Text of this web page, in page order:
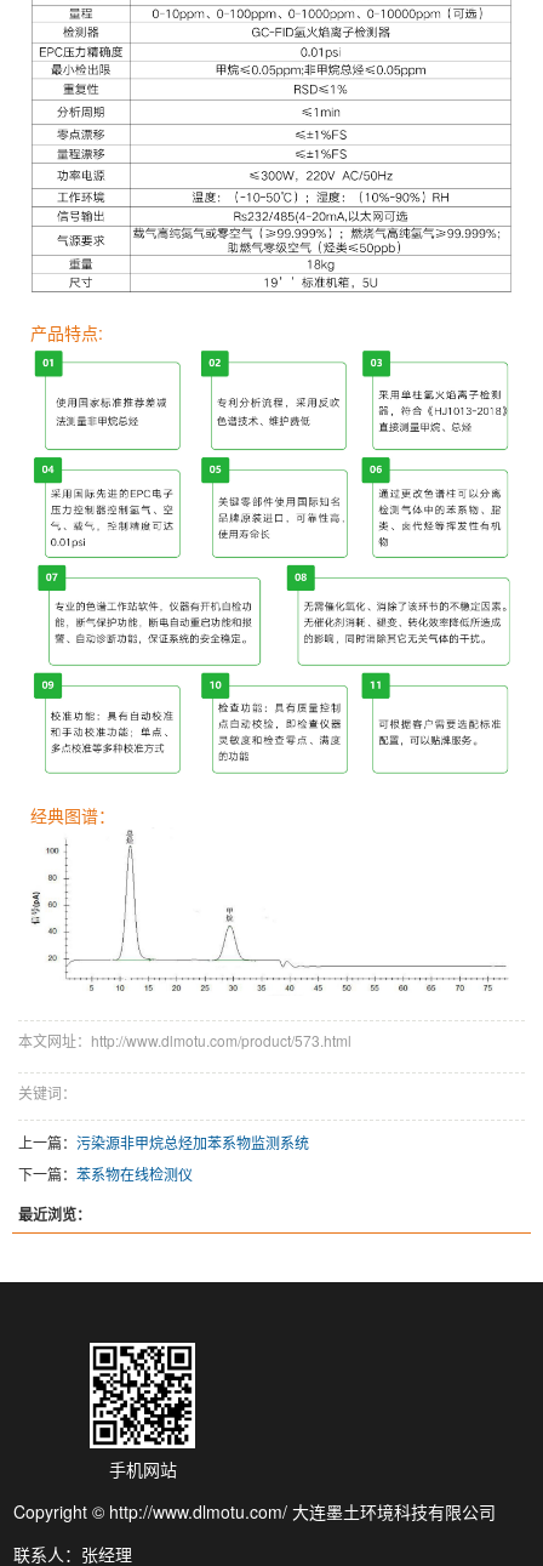
产品特点:
经典图谱：
本文网址：http://www.dlmotu.com/product/573.html
关键词：
上一篇： 污染源非甲烷总烃加苯系物监测系统
下一篇： 苯系物在线检测仪
最近浏览：
手机网站
Copyright © http://www.dlmotu.com/ 大连墨土环境科技有限公司
联系人：张经理